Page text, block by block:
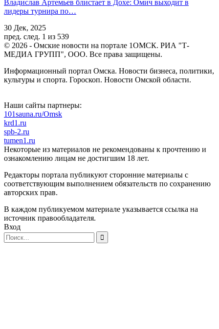
Владислав Артемьев блистает в Дохе: Омич выходит в
лидеры турнира по…
30 Дек, 2025
пред. след. 1 из 539
© 2026 - Омские новости на портале 1ОМСК. РИА "Т-
МЕДИА ГРУПП", ООО. Все права защищены.
Информационный портал Омска. Новости бизнеса, политики,
культуры и спорта. Гороскоп. Новости Омской области.
Наши сайты партнеры:
101sauna.ru/Omsk
krd1.ru
spb-2.ru
tumen1.ru
Некоторые из материалов не рекомендованы к прочтению и
ознакомлению лицам не достигшим 18 лет.
Редакторы портала публикуют сторонние материалы с
соответствующим выполнением обязательств по сохранению
авторских прав.
В каждом публикуемом материале указывается ссылка на
источник правообладателя.
Вход